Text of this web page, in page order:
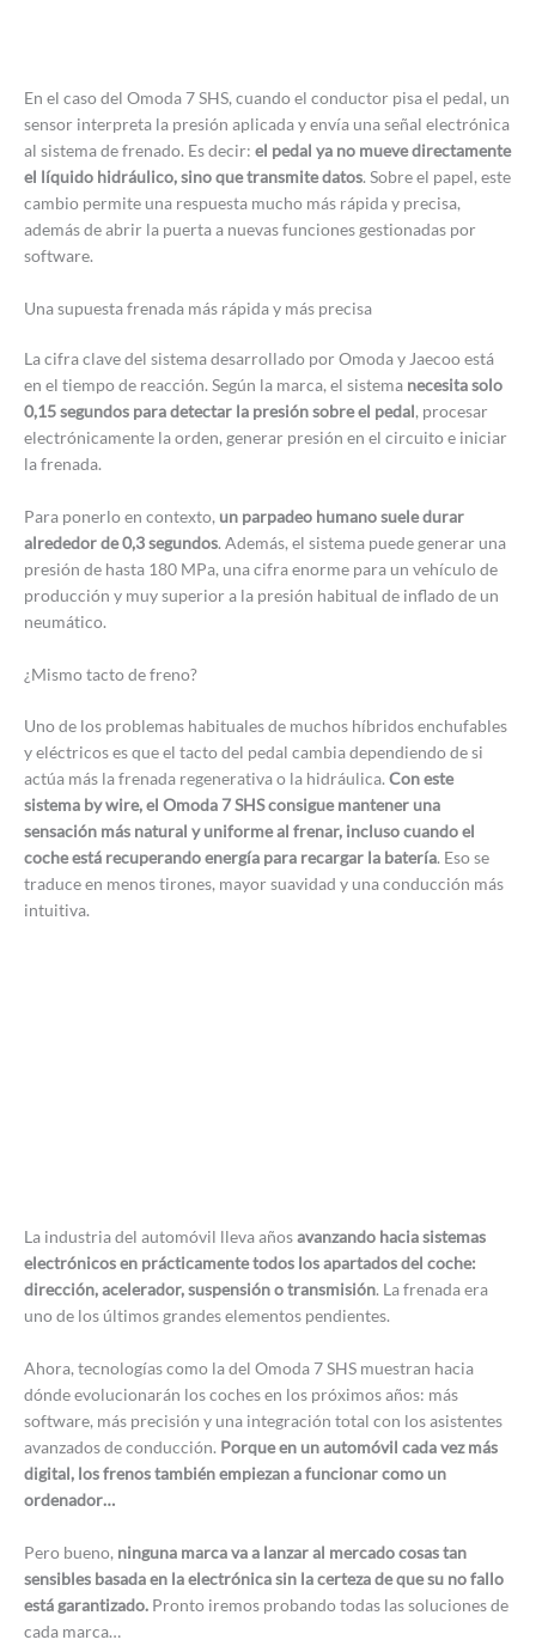
En el caso del Omoda 7 SHS, cuando el conductor pisa el pedal, un
sensor interpreta la presión aplicada y envía una señal electrónica
al sistema de frenado. Es decir: el pedal ya no mueve directamente
el líquido hidráulico, sino que transmite datos. Sobre el papel, este
cambio permite una respuesta mucho más rápida y precisa,
además de abrir la puerta a nuevas funciones gestionadas por
software.
Una supuesta frenada más rápida y más precisa
La cifra clave del sistema desarrollado por Omoda y Jaecoo está
en el tiempo de reacción. Según la marca, el sistema necesita solo
0,15 segundos para detectar la presión sobre el pedal, procesar
electrónicamente la orden, generar presión en el circuito e iniciar
la frenada.
Para ponerlo en contexto, un parpadeo humano suele durar
alrededor de 0,3 segundos. Además, el sistema puede generar una
presión de hasta 180 MPa, una cifra enorme para un vehículo de
producción y muy superior a la presión habitual de inflado de un
neumático.
¿Mismo tacto de freno?
Uno de los problemas habituales de muchos híbridos enchufables
y eléctricos es que el tacto del pedal cambia dependiendo de si
actúa más la frenada regenerativa o la hidráulica. Con este
sistema by wire, el Omoda 7 SHS consigue mantener una
sensación más natural y uniforme al frenar, incluso cuando el
coche está recuperando energía para recargar la batería. Eso se
traduce en menos tirones, mayor suavidad y una conducción más
intuitiva.
La industria del automóvil lleva añosavanzando hacia sistemas
electrónicos en prácticamente todos los apartados del coche:
dirección, acelerador, suspensión o transmisión. La frenada era
uno de los últimos grandes elementos pendientes.
Ahora, tecnologías como la del Omoda 7 SHS muestran hacia
dónde evolucionarán los coches en los próximos años: más
software, más precisión y una integración total con los asistentes
avanzados de conducción. Porque en un automóvil cada vez más
digital, los frenos también empiezan a funcionar como un
ordenador…
Pero bueno, ninguna marca va a lanzar al mercado cosas tan
sensibles basada en la electrónica sin la certeza de que su no fallo
está garantizado. Pronto iremos probando todas las soluciones de
cada marca…